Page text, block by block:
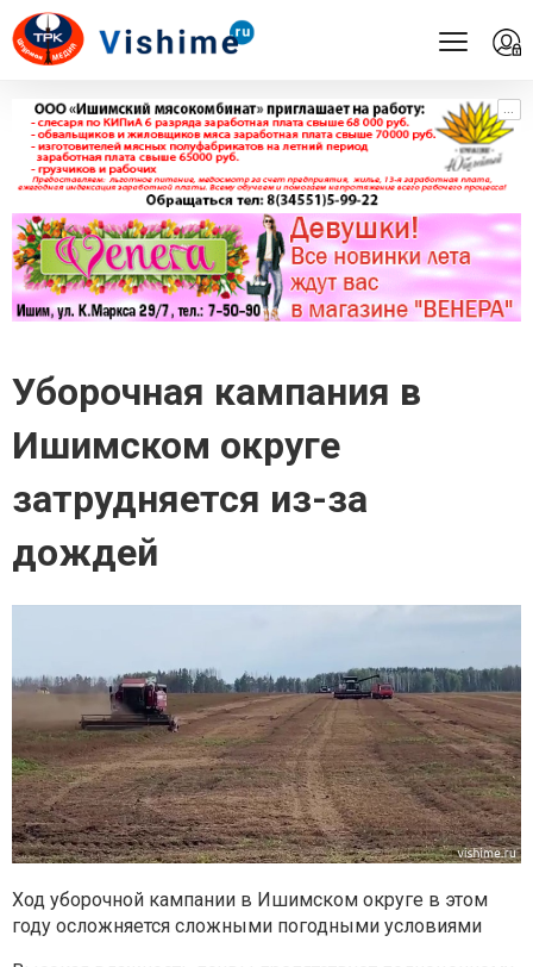
...
...
Уборочная кампания в
Ишимском округе
затрудняется из-за
дождей
Ход уборочной кампании в Ишимском округе в этом
году осложняется сложными погодными условиями